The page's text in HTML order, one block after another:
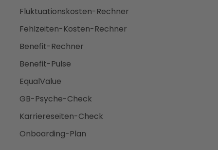
Fluktuationskosten-Rechner
Fehlzeiten-Kosten-Rechner
Benefit-Rechner
Benefit-Pulse
EqualValue
GB-Psyche-Check
Karriereseiten-Check
Onboarding-Plan